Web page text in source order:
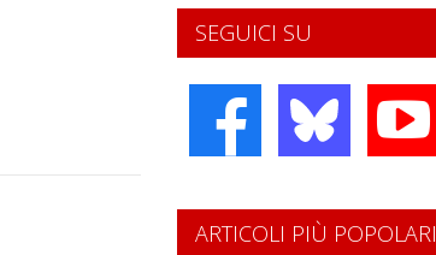
SEGUICI SU
ARTICOLI PIÙ POPOLARI